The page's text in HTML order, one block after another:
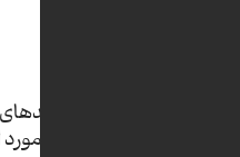
ساخته شده با بروزترین
کیفیت در ساخت و متریال مورد